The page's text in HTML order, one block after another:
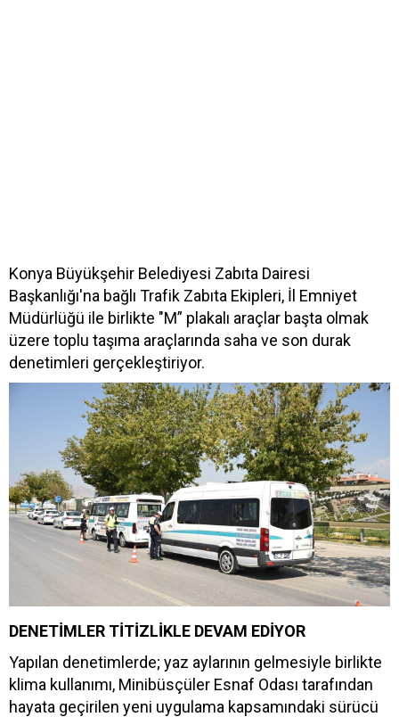
Konya Büyükşehir Belediyesi Zabıta Dairesi
Başkanlığı'na bağlı Trafik Zabıta Ekipleri, İl Emniyet
Müdürlüğü ile birlikte "M” plakalı araçlar başta olmak
üzere toplu taşıma araçlarında saha ve son durak
denetimleri gerçekleştiriyor.
DENETİMLER TİTİZLİKLE DEVAM EDİYOR
Yapılan denetimlerde; yaz aylarının gelmesiyle birlikte
klima kullanımı, Minibüsçüler Esnaf Odası tarafından
hayata geçirilen yeni uygulama kapsamındaki sürücü